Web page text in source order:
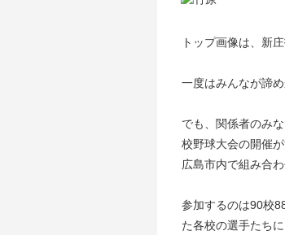
トップ画像は、新
一度はみんなが諦め
でも、関係者のみ
校野球大会の開催
広島市内で組み合
参加するのは90校
た各校の選手たち